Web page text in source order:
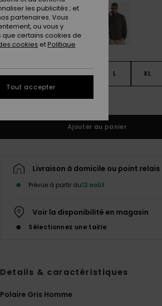
XS S M L XL
Voir le Guide des tailles
Ajouter au panier
Livraison à domicile ou point relais
Prévue à partir du12 août
Voir la disponibilité en magasin
Sélectionnez une taille
Details & caractéristiques
Polaire Gris Homme
les publicités ; et
partenaires. Vous
ou vous y
certains cookies de
cookies etPolitique
Tout accepter